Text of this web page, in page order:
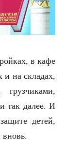
в кафе
и на складах,
грузчиками,
так далее. И
детей,
вновь.